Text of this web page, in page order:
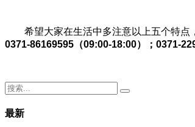
希望大家在生活中多注意以上五个特点
0371-86169595（09:00-18:00）；0371-
最新